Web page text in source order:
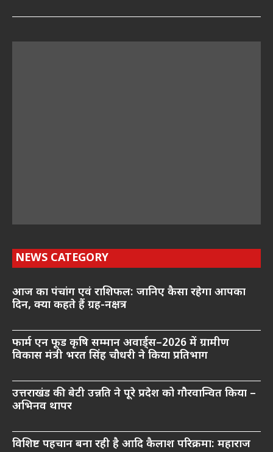
NEWS CATEGORY
आज का पंचांग एवं राशिफल: जानिए कैसा रहेगा आपका
दिन, क्या कहते हैं ग्रह-नक्षत्र
फार्म एन फूड कृषि सम्मान अवार्ड्स–2026 में ग्रामीण
विकास मंत्री भरत सिंह चौधरी ने किया प्रतिभाग
उत्तराखंड की बेटी उन्नति ने पूरे प्रदेश को गौरवान्वित किया –
अभिनव थापर
विशिष्ट पहचान बना रही है आदि कैलाश परिक्रमा: महाराज